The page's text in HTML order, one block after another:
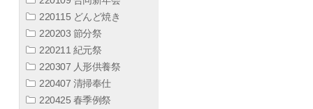
220115 どんど焼き
220203 節分祭
220211 紀元祭
220307 人形供養祭
220407 清掃奉仕
220425 春季例祭